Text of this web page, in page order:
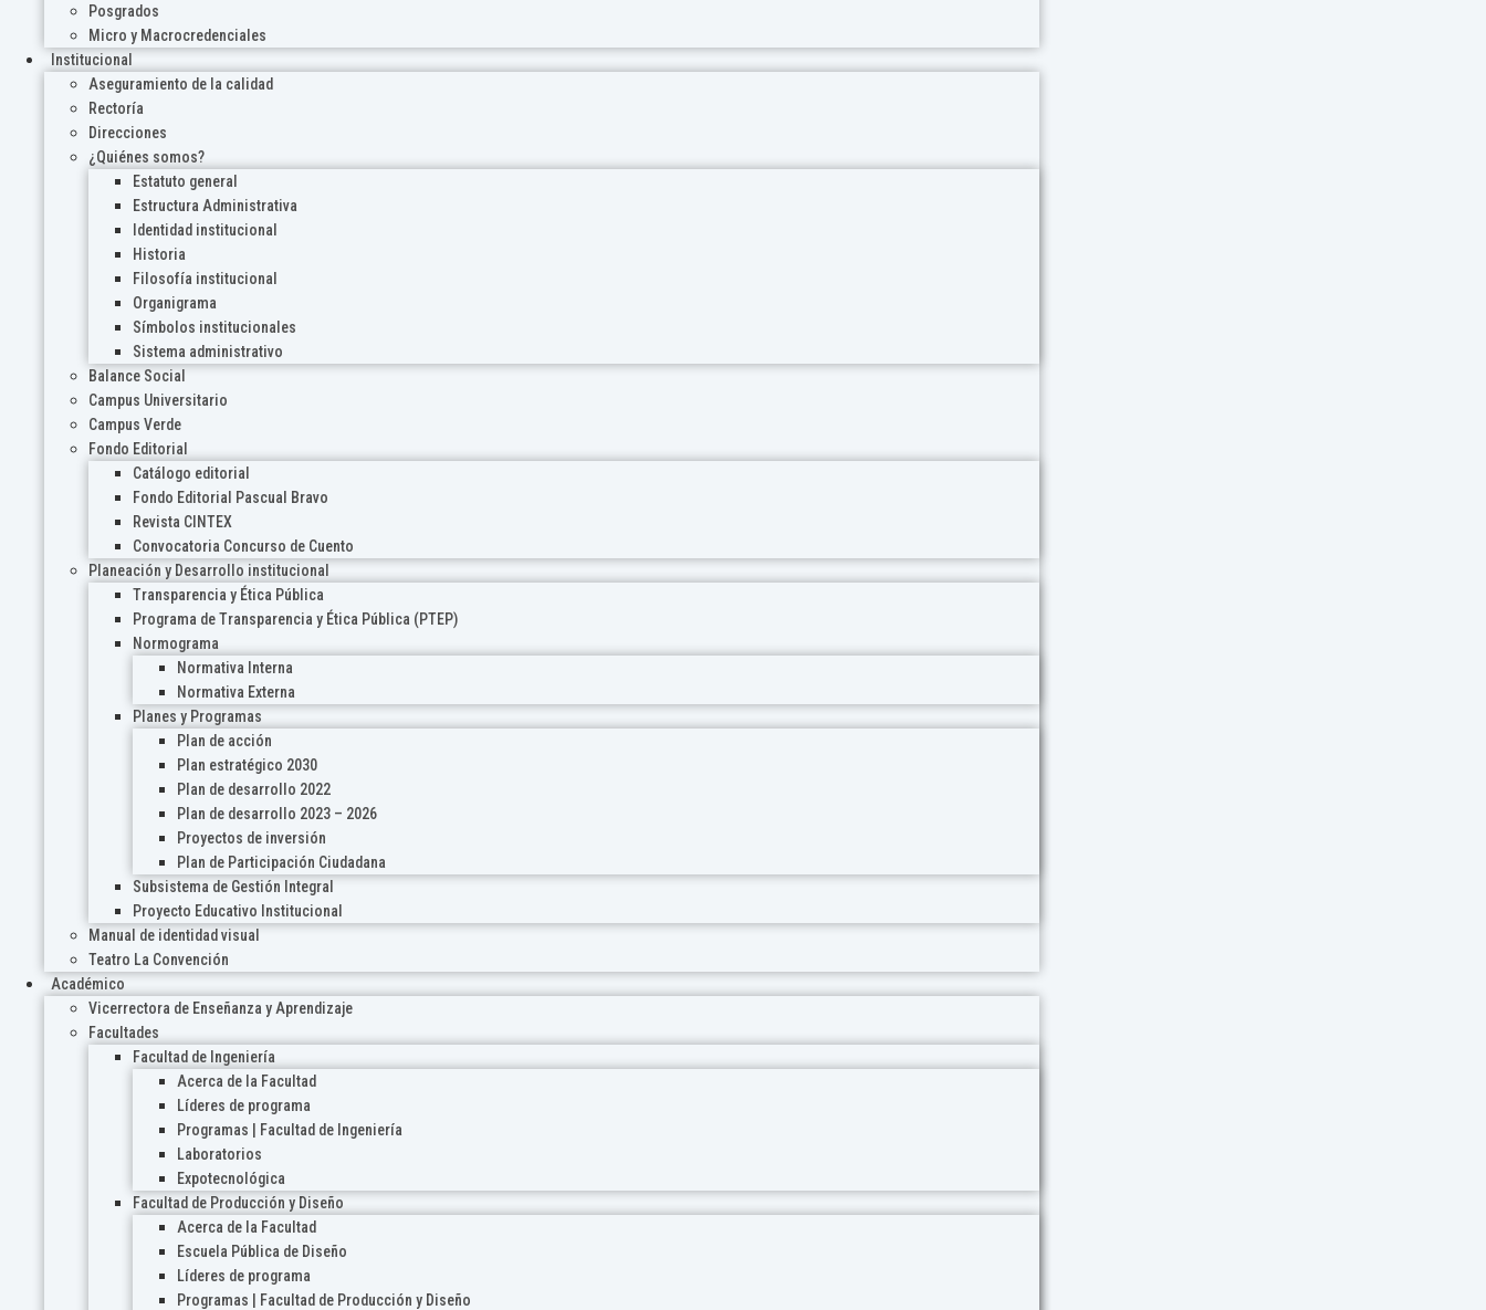
Posgrados
Micro y Macrocredenciales
Institucional
Aseguramiento de la calidad
Rectoría
Direcciones
¿Quiénes somos?
Estatuto general
Estructura Administrativa
Identidad institucional
Historia
Filosofía institucional
Organigrama
Símbolos institucionales
Sistema administrativo
Balance Social
Campus Universitario
Campus Verde
Fondo Editorial
Catálogo editorial
Fondo Editorial Pascual Bravo
Revista CINTEX
Convocatoria Concurso de Cuento
Planeación y Desarrollo institucional
Transparencia y Ética Pública
Programa de Transparencia y Ética Pública (PTEP)
Normograma
Normativa Interna
Normativa Externa
Planes y Programas
Plan de acción
Plan estratégico 2030
Plan de desarrollo 2022
Plan de desarrollo 2023 – 2026
Proyectos de inversión
Plan de Participación Ciudadana
Subsistema de Gestión Integral
Proyecto Educativo Institucional
Manual de identidad visual
Teatro La Convención
Académico
Vicerrectora de Enseñanza y Aprendizaje
Facultades
Facultad de Ingeniería
Acerca de la Facultad
Líderes de programa
Programas | Facultad de Ingeniería
Laboratorios
Expotecnológica
Facultad de Producción y Diseño
Acerca de la Facultad
Escuela Pública de Diseño
Líderes de programa
Programas | Facultad de Producción y Diseño